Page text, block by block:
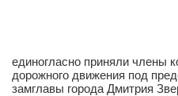
единогласно приняли члены
дорожного движения под
замглавы города Дмитрия